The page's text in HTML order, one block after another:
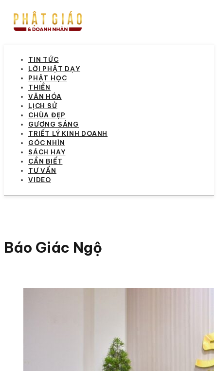
TIN TỨC
LỜI PHẬT DẠY
PHẬT HỌC
THIỀN
VĂN HÓA
LỊCH SỬ
CHÙA ĐẸP
GƯƠNG SÁNG
TRIẾT LÝ KINH DOANH
GÓC NHÌN
SÁCH HAY
CẦN BIẾT
TƯ VẤN
VIDEO
Báo Giác Ngộ